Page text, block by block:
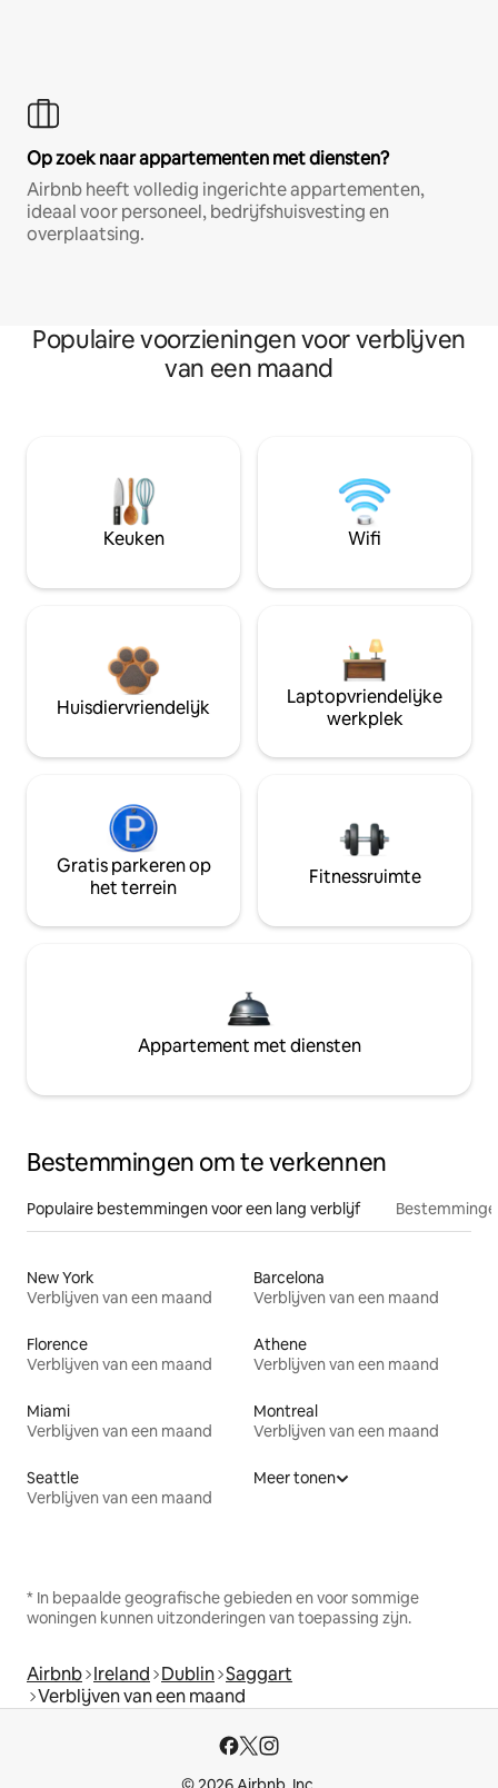
Op zoek naar appartementen met diensten?
Airbnb heeft volledig ingerichte appartementen,
ideaal voor personeel, bedrijfshuisvesting en
overplaatsing.
Populaire voorzieningen voor verblijven
van een maand
Keuken Wifi
Huisdiervriendelijk
Laptopvriendelijke
werkplek
Gratis parkeren op
het terrein
Fitnessruimte
Appartement met diensten
Bestemmingen om te verkennen
Populaire bestemmingen voor een lang verblijf
New York
Verblijven van een maand
Barcelona
Verblijven van een maand
Florence
Verblijven van een maand
Athene
Verblijven van een maand
Miami
Verblijven van een maand
Montreal
Verblijven van een maand
Seattle
Verblijven van een maand
Meer tonen
* In bepaalde geografische gebieden en voor sommige
woningen kunnen uitzonderingen van toepassing zijn.
Airbnb Ireland Dublin Saggart
Verblijven van een maand